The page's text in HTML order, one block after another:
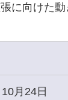
に向けた
10月24日